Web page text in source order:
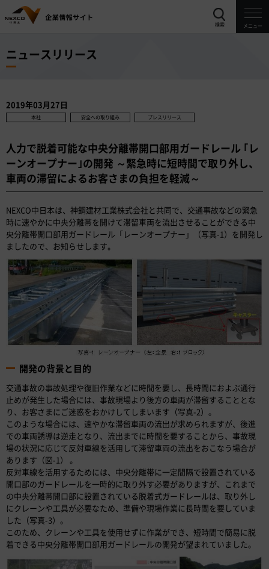
検索 メニュー
ニュースリリース
2019年03月27日
本社 安全への取り組み プレスリリース
人力で脱着可能な中央分離帯開口部用ガードレール ｢レ
ーンオープナー｣の開発 ～緊急時に短時間で取り外し、
車両の滞留によるお客さまの負担を軽減～
NEXCO中日本は、神鋼建材工業株式会社と共同で、交通事故などの緊急
時に速やかに中央分離帯を開けて滞留車両を流出させることができる中
央分離帯開口部用ガードレール「レーンオープナー」（写真-1）を開発し
ましたので、お知らせします。
開発の背景と目的
交通事故の事故処理や復旧作業などに時間を要し、長時間におよぶ通行
止めが発生した場合には、事故現場より後方の車両が滞留することとな
り、お客さまにご迷惑をおかけしてしまいます（写真-2）。
このような場合には、速やかな滞留車両の流出が求められますが、後進
での車両誘導は逆走となり、流出までに時間を要することから、事故現
場の状況に応じて反対車線を活用して滞留車両の流出をおこなう場合が
あります（図-1） 。
反対車線を活用するためには、中央分離帯に一定間隔で設置されている
開口部のガードレールを一時的に取り外す必要がありますが、これまで
の中央分離帯開口部に設置されている脱着式ガードレールは、取り外し
にクレーンや工具が必要なため、準備や現場作業に長時間を要していま
した（写真-3）。
このため、クレーンや工具を使用せずに作業ができ、短時間で簡易に脱
着できる中央分離帯開口部用ガードレールの開発が望まれていました。